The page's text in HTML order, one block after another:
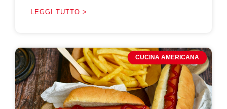
LEGGI TUTTO >
CUCINA AMERICANA